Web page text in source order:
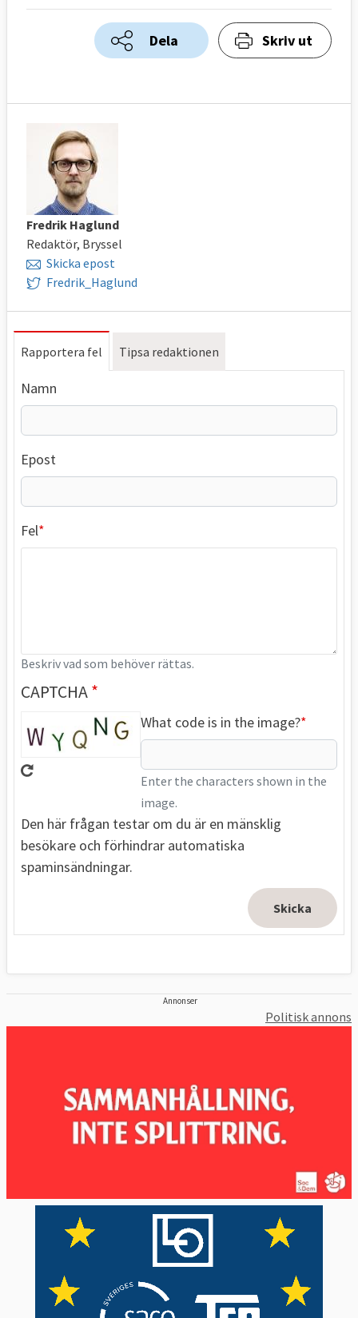
Dela Skriv ut
Fredrik Haglund
Redaktör, Bryssel
Skicka epost
Fredrik_Haglund
Rapportera fel Tipsa redaktionen
Namn
Epost
Fel
Beskriv vad som behöver rättas.
CAPTCHA
What code is in the image?
Enter the characters shown in the
image.
Den här frågan testar om du är en mänsklig
besökare och förhindrar automatiska
spaminsändningar.
Annonser
Politisk annons